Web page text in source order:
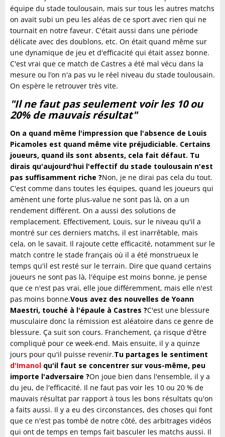
équipe du stade toulousain, mais sur tous les autres matchs
on avait subi un peu les aléas de ce sport avec rien qui ne
tournait en notre faveur. C'était aussi dans une période
délicate avec des doublons, etc. On était quand même sur
une dynamique de jeu et d'efficacité qui était assez bonne.
C'est vrai que ce match de Castres a été mal vécu dans la
mesure ou l’on n'a pas vu le réel niveau du stade toulousain.
On espère le retrouver très vite.
"Il ne faut pas seulement voir les 10 ou
20% de mauvais résultat"
On a quand même l'impression que l'absence de Louis
Picamoles est quand même vite préjudiciable. Certains
joueurs, quand ils sont absents, cela fait défaut. Tu
dirais qu'aujourd'hui l'effectif du stade toulousain n'est
pas suffisamment riche ?Non, je ne dirai pas cela du tout.
C'est comme dans toutes les équipes, quand les joueurs qui
amènent une forte plus-value ne sont pas là, on a un
rendement différent. On a aussi des solutions de
remplacement. Effectivement, Louis, sur le niveau qu'il a
montré sur ces derniers matchs, il est inarrêtable, mais
cela, on le savait. Il rajoute cette efficacité, notamment sur le
match contre le stade français où il a été monstrueux le
temps qu'il est resté sur le terrain. Dire que quand certains
joueurs ne sont pas là, l'équipe est moins bonne, je pense
que ce n'est pas vrai, elle joue différemment, mais elle n'est
pas moins bonne.Vous avez des nouvelles de Yoann
Maestri, touché à l'épaule à Castres ?C'est une blessure
musculaire donc la rémission est aléatoire dans ce genre de
blessure. Ça suit son cours. Franchement, ça risque d'être
compliqué pour ce week-end. Mais ensuite, il y a quinze
jours pour qu'il puisse revenir.Tu partages le sentiment
d'Imanol qu'il faut se concentrer sur vous-même, peu
importe l'adversaire ?On joue bien dans l'ensemble, il y a
du jeu, de l'efficacité. Il ne faut pas voir les 10 ou 20 % de
mauvais résultat par rapport à tous les bons résultats qu'on
a faits aussi. Il y a eu des circonstances, des choses qui font
que ce n'est pas tombé de notre côté, des arbitrages vidéos
qui ont de temps en temps fait basculer les matchs aussi. Il